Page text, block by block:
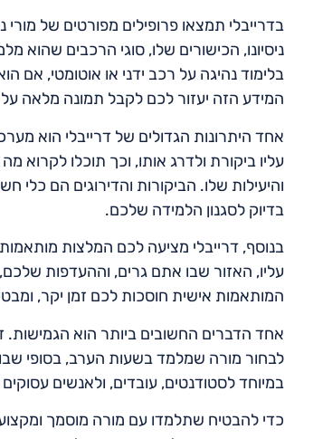
בדרייבלי תמצאו פרופילים מפורטים של
ניסיונו, הכישורים שלו, סוגי הרכבים
בלימוד נהיגה על רכב ידני או אוטומטי, אם
המידע הזה יעזור לכם לקבל תמונה מלאה
אחד היתרונות הגדולים של דרייבלי הוא
עליו ביקורת ולדרג אותו, וכך תוכלו
והיעילות שלו. הביקורות והדירוגים הם
בדיוק לסגנון הלמידה שלכם.
בנוסף, דרייבלי מציעה לכם המלצות
עליו, האזור שבו אתם גרים, וההעדפות
המותאמות אישית חוסכות לכם זמן יקר,
אחד הדברים החשובים ביותר הוא הגמישות.
לבחור מורה שמלמד בשעות הערב, בסופי
במיוחד לסטודנטים, עובדים, ולאנשים
כדי להבטיח שתלמדו עם מורה מוסמך